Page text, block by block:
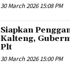
30 March 2026 15:08 PM
Siapkan
Kalteng,
Plt
30 March 2026 15:00 PM